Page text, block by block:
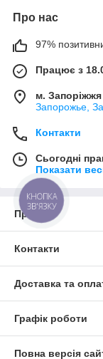
Про нас
97%
Працює з
м. Запоріжжя
Запорожье,
Контакти
Сьогодні
Показати
Про нас
Контакти
Доставка та
Графік роботи
Повна версія
КНОПКА
ЗВ'ЯЗКУ